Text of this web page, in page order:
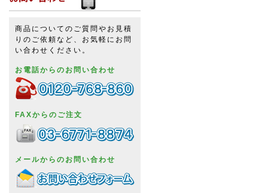
商品についてのご質問やお見積
りのご依頼など、お気軽にお問
い合わせください。
お電話からのお問い合わせ
FAXからのご注文
メールからのお問い合わせ